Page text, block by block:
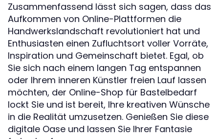
Zusammenfassend lässt sich sagen, dass das
Aufkommen von Online-Plattformen die
Handwerkslandschaft revolutioniert hat und
Enthusiasten einen Zufluchtsort voller Vorräte,
Inspiration und Gemeinschaft bietet. Egal, ob
Sie sich nach einem langen Tag entspannen
oder Ihrem inneren Künstler freien Lauf lassen
möchten, der Online-Shop für Bastelbedarf
lockt Sie und ist bereit, Ihre kreativen Wünsche
in die Realität umzusetzen. Genießen Sie diese
digitale Oase und lassen Sie Ihrer Fantasie